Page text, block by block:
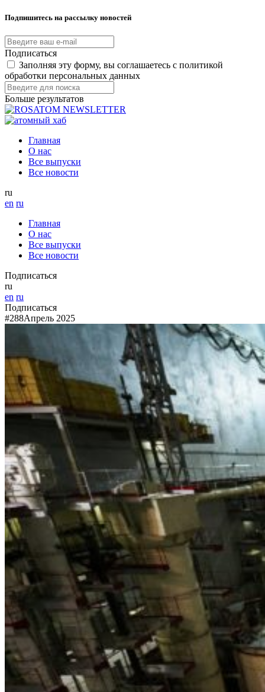
Подпишитесь на рассылку новостей
Подписаться
Заполняя эту форму, вы соглашаетесь с политикой
обработки персональных данных
Больше результатов
Главная
О нас
Все выпуски
Все новости
ru
en ru
Главная
О нас
Все выпуски
Все новости
Подписаться
ru
en ru
Подписаться
#288Апрель 2025